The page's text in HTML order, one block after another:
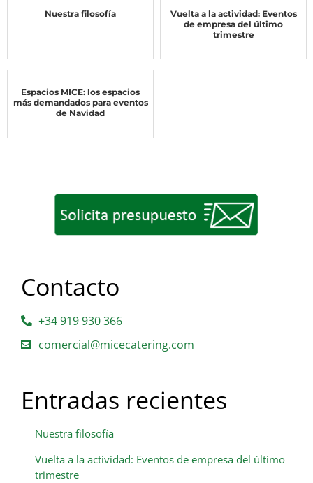
Nuestra filosofía
Vuelta a la actividad: Eventos
de empresa del último
trimestre
Espacios MICE: los espacios
más demandados para eventos
de Navidad
Contacto
+34 919 930 366
comercial@micecatering.com
Entradas recientes
Nuestra filosofía
Vuelta a la actividad: Eventos de empresa del último
trimestre